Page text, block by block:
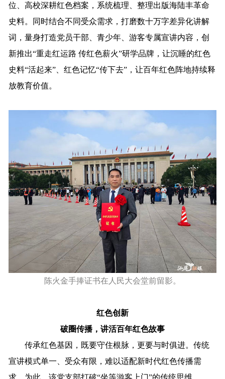
位、高校深耕红色档案，系统梳理、整理出版海陆丰革命
史料。同时结合不同受众需求，打磨数十万字差异化讲解
词，量身打造党员干部、青少年、游客专属宣讲内容，创
新推出“重走红运路 传红色薪火”研学品牌，让沉睡的红色
史料“活起来”、红色记忆“传下去”，让百年红色阵地持续释
放教育价值。
陈火金手捧证书在人民大会堂前留影。
红色创新
破圈传播，讲活百年红色故事
传承红色基因，既要守住根脉，更要与时俱进。传统
宣讲模式单一、受众有限，难以适配新时代红色传播需